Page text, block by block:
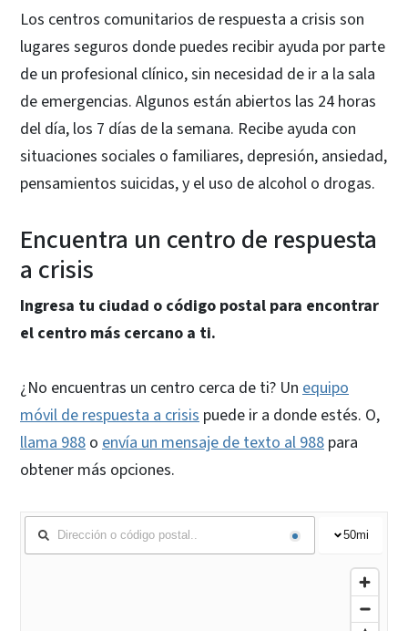
Los centros comunitarios de respuesta a crisis son
lugares seguros donde puedes recibir ayuda por parte
de un profesional clínico, sin necesidad de ir a la sala
de emergencias. Algunos están abiertos las 24 horas
del día, los 7 días de la semana. Recibe ayuda con
situaciones sociales o familiares, depresión, ansiedad,
pensamientos suicidas, y el uso de alcohol o drogas.
Encuentra un centro de respuesta
a crisis
Ingresa tu ciudad o código postal para encontrar
el centro más cercano a ti.
¿No encuentras un centro cerca de ti? Un equipo
móvil de respuesta a crisis puede ir a donde estés. O,
llama 988 o envía un mensaje de texto al 988 para
obtener más opciones.
50mi